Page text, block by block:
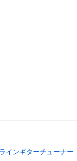
インギターチューナー